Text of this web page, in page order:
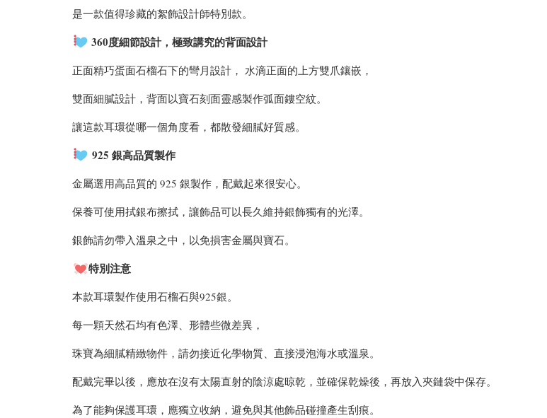
是一款值得珍藏的絮飾設計師特別款。
360度細節設計，極致講究的背面設計
正面精巧蛋面石榴石下的彎月設計， 水滴正面的上方雙爪鑲嵌，
雙面細膩設計，背面以寶石刻面靈感製作弧面鏤空紋。
讓這款耳環從哪一個角度看，都散發細膩好質感。
925 銀高品質製作
金屬選用高品質的 925 銀製作，配戴起來很安心。
保養可使用拭銀布擦拭，讓飾品可以長久維持銀飾獨有的光澤。
銀飾請勿帶入溫泉之中，以免損害金屬與寶石。
特別注意
本款耳環製作使用石榴石與925銀。
每一顆天然石均有色澤、形體些微差異，
珠寶為細膩精緻物件，請勿接近化學物質、直接浸泡海水或溫泉。
配戴完畢以後，應放在沒有太陽直射的陰涼處晾乾，並確保乾燥後，再放入夾鏈袋中保存。
為了能夠保護耳環，應獨立收納，避免與其他飾品碰撞產生刮痕。